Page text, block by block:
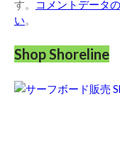
す。
コメントデータ
い。
Shop Shoreline